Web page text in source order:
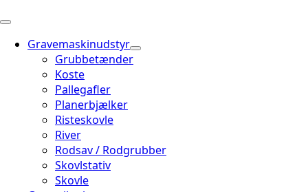
Gravemaskinudstyr
Grubbetænder
Koste
Pallegafler
Planerbjælker
Risteskovle
River
Rodsav / Rodgrubber
Skovlstativ
Skovle